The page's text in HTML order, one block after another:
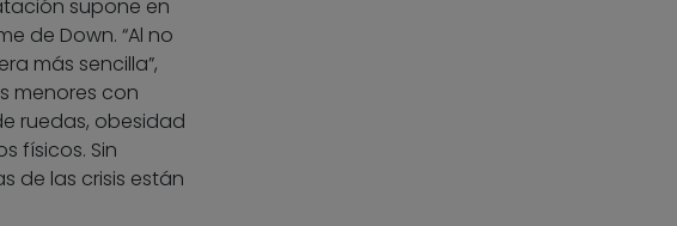
supone en
de Down. “Al no
más sencilla”,
menores con
ruedas, obesidad
físicos. Sin
de las crisis están